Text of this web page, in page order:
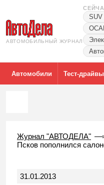
АВТОМОБИЛЬНЫЙ ЖУРНАЛ
SUV
Автомобили Тест-драйвы
Журнал "АВТОДЕЛА"
Псков пополнился
31.01.2013